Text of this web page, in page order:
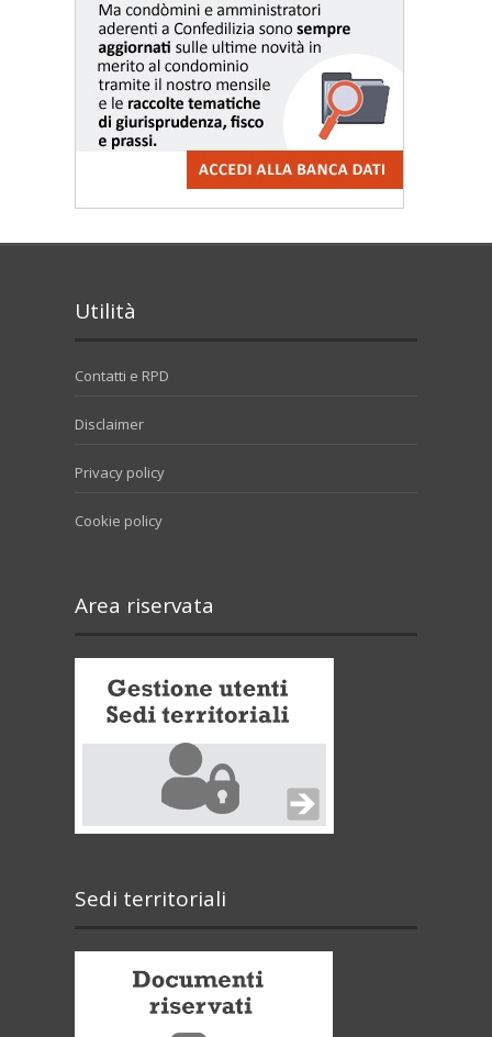
Utilità
Contatti e RPD
Disclaimer
Privacy policy
Cookie policy
Area riservata
Sedi territoriali